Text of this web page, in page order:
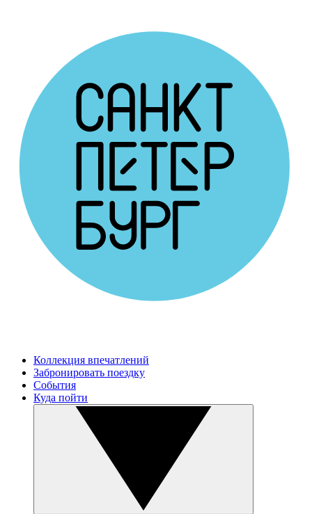
Коллекция впечатлений
Забронировать поездку
События
Куда пойти